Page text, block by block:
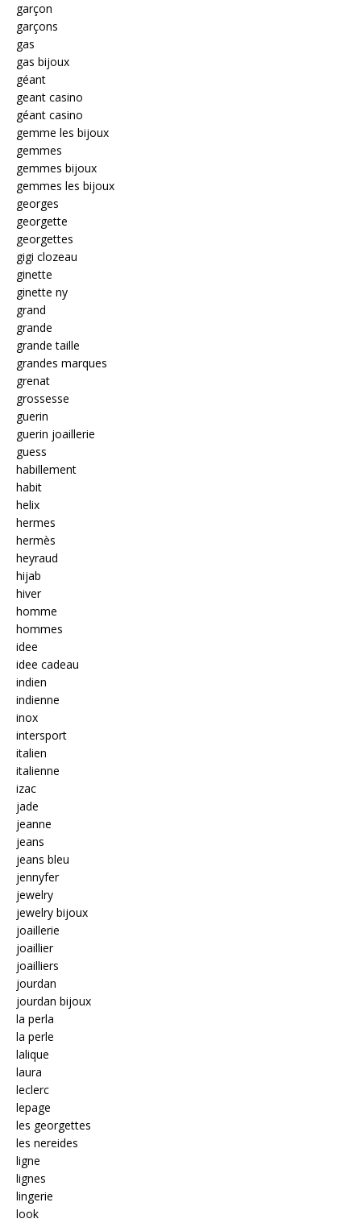
garçon
garçons
gas
gas bijoux
géant
geant casino
géant casino
gemme les bijoux
gemmes
gemmes bijoux
gemmes les bijoux
georges
georgette
georgettes
gigi clozeau
ginette
ginette ny
grand
grande
grande taille
grandes marques
grenat
grossesse
guerin
guerin joaillerie
guess
habillement
habit
helix
hermes
hermès
heyraud
hijab
hiver
homme
hommes
idee
idee cadeau
indien
indienne
inox
intersport
italien
italienne
izac
jade
jeanne
jeans
jeans bleu
jennyfer
jewelry
jewelry bijoux
joaillerie
joaillier
joailliers
jourdan
jourdan bijoux
la perla
la perle
lalique
laura
leclerc
lepage
les georgettes
les nereides
ligne
lignes
lingerie
look